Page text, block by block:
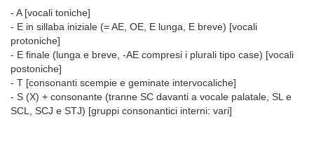
- A [vocali toniche]
- E in sillaba iniziale (= AE, OE, E lunga, E breve) [vocali
protoniche]
- E finale (lunga e breve, -AE compresi i plurali tipo case) [vocali
postoniche]
- T [consonanti scempie e geminate intervocaliche]
- S (X) + consonante (tranne SC davanti a vocale palatale, SL e
SCL, SCJ e STJ) [gruppi consonantici interni: vari]